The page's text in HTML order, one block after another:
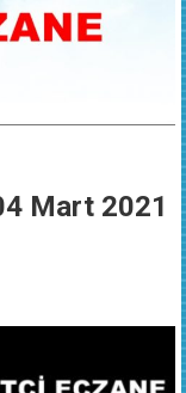
Mart 2021